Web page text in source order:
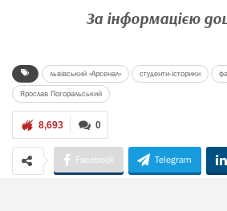
За інформацією
львівський «Арсенал» студенти-історики
Ярослав Погоральський
0
8,693
Facebook Telegram